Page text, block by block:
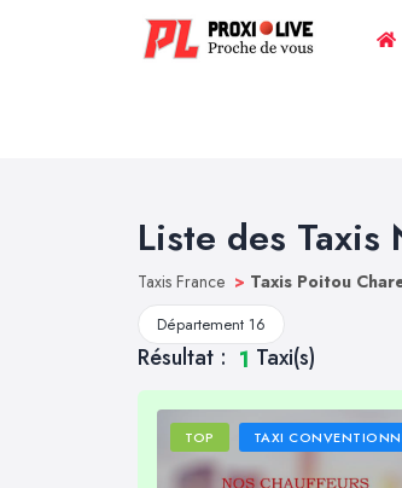
Liste des Taxis
Taxis France > Taxis Poitou
Département 16
Résultat : 1 Taxi(s)
TOP TAXI